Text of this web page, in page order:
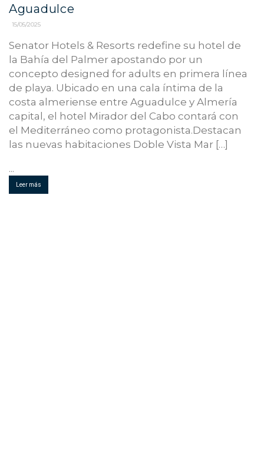
Aguadulce
15/05/2025
Senator Hotels & Resorts redefine su hotel de
la Bahía del Palmer apostando por un
concepto designed for adults en primera línea
de playa. Ubicado en una cala íntima de la
costa almeriense entre Aguadulce y Almería
capital, el hotel Mirador del Cabo contará con
el Mediterráneo como protagonista.Destacan
las nuevas habitaciones Doble Vista Mar […]
...
Leer más